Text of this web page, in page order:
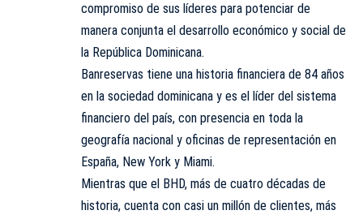
compromiso de sus líderes para potenciar de
manera conjunta el desarrollo económico y social de
la República Dominicana.
Banreservas tiene una historia financiera de 84 años
en la sociedad dominicana y es el líder del sistema
financiero del país, con presencia en toda la
geografía nacional y oficinas de representación en
España, New York y Miami.
Mientras que el BHD, más de cuatro décadas de
historia, cuenta con casi un millón de clientes, más